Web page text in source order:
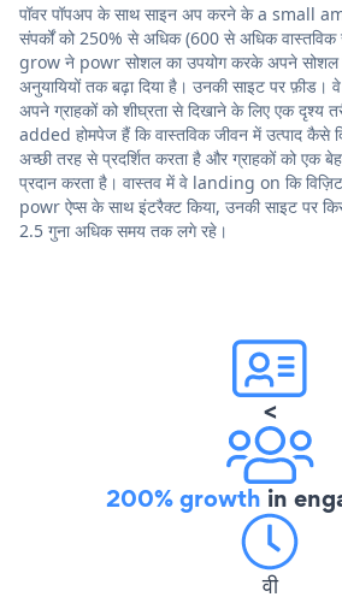
पॉवर पॉपअप के साथ साइन अप करने के a small
संपर्कों को 250% से अधिक (600 से अधिक
grow ने powr सोशल का उपयोग करके अपने सोशल
अनुयायियों तक बढ़ा दिया है। उनकी साइट पर
अपने ग्राहकों को शीघ्रता से दिखाने के लिए एक दृश्य
added होमपेज हैं कि वास्तविक जीवन में उत्पाद कैसे
अच्छी तरह से प्रदर्शित करता है और ग्राहकों को एक
प्रदान करता है। वास्तव में वे landing on कि
powr ऐप्स के साथ इंटरैक्ट किया, उनकी साइट पर
2.5 गुना अधिक समय तक लगे रहे।
<
200% growth in
वी